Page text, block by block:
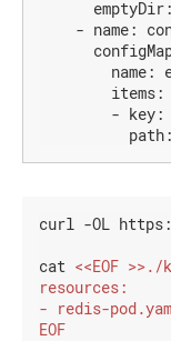
emptyDir:
- name:
name:
items:
- key:
path:
curl -OL
cat
EOF